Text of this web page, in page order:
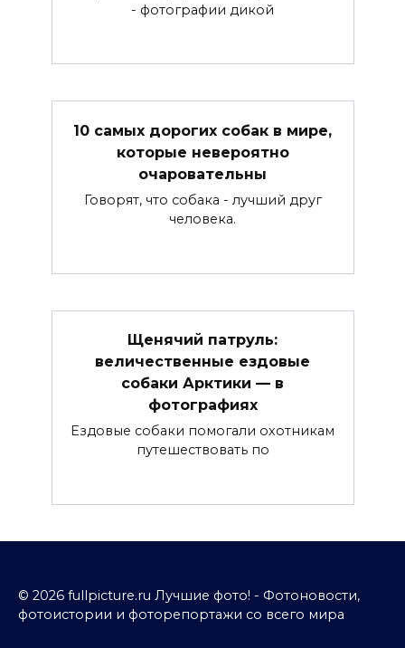
- фотографии дикой
10 самых дорогих собак в мире,
которые невероятно
очаровательны
Говорят, что собака - лучший друг
человека.
Щенячий патруль:
величественные ездовые
собаки Арктики — в
фотографиях
Ездовые собаки помогали охотникам
путешествовать по
© 2026 fullpicture.ru Лучшие фото! - Фотоновости,
фотоистории и фоторепортажи со всего мира